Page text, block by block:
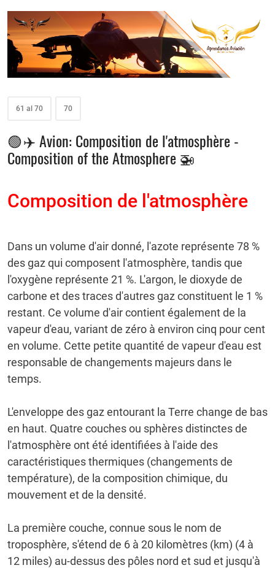
61 al 70 70
🟢 ✈️ Avion: Composition de l'atmosphère -
Composition of the Atmosphere 🚁
Composition de l'atmosphère
Dans un volume d'air donné, l'azote représente 78 %
des gaz qui composent l'atmosphère, tandis que
l'oxygène représente 21 %. L'argon, le dioxyde de
carbone et des traces d'autres gaz constituent le 1 %
restant. Ce volume d'air contient également de la
vapeur d'eau, variant de zéro à environ cinq pour cent
en volume. Cette petite quantité de vapeur d'eau est
responsable de changements majeurs dans le
temps.
L'enveloppe des gaz entourant la Terre change de bas
en haut. Quatre couches ou sphères distinctes de
l'atmosphère ont été identifiées à l'aide des
caractéristiques thermiques (changements de
température), de la composition chimique, du
mouvement et de la densité.
La première couche, connue sous le nom de
troposphère, s'étend de 6 à 20 kilomètres (km) (4 à
12 miles) au-dessus des pôles nord et sud et jusqu'à